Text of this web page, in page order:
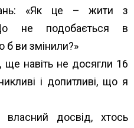
«Як це – жити з
не подобається в
б ви змінили?»
ще навіть не досягли 16
і допитливі, що я
досвід, хтось